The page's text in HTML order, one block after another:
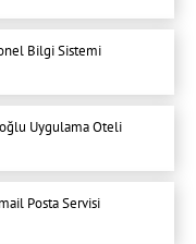
Bilgi Sistemi
Uygulama Oteli
Posta Servisi